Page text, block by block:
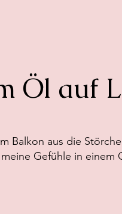
Öl auf
Balkon aus die
Gefühle in einem